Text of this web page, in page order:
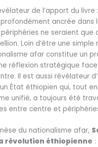
de l’apport du livre
ancrée dans
ne seraient que
Loin d’être une simple
afar constitue un
réflexion stratégique
Il est aussi révélateur
État éthiopien qui, tout
unifié, a toujours été
entre centre et
du nationalisme afar,
révolution éthiopienne